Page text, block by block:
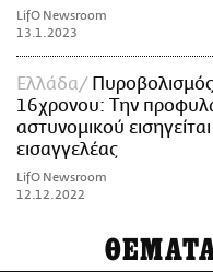
LifO Newsroom
13.1.2023
Ελλάδα
Πυροβολισμός
16χρονου: Την
αστυνομικού
εισαγγελέας
LifO Newsroom
12.12.2022